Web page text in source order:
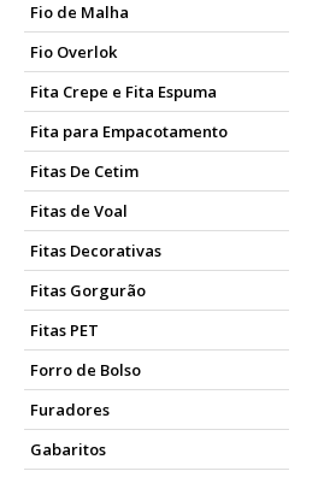
Fio de Malha
Fio Overlok
Fita Crepe e Fita Espuma
Fita para Empacotamento
Fitas De Cetim
Fitas de Voal
Fitas Decorativas
Fitas Gorgurão
Fitas PET
Forro de Bolso
Furadores
Gabaritos